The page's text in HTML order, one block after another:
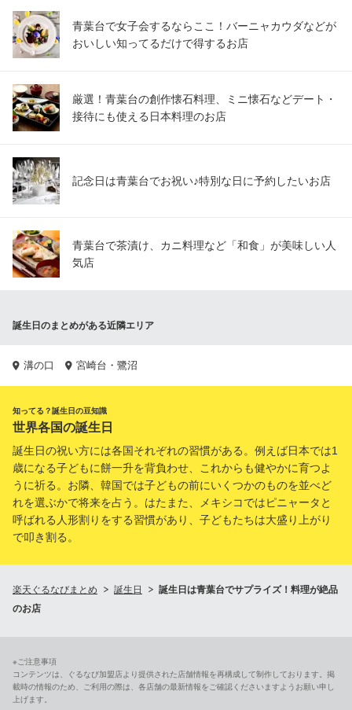
青葉台で女子会するならここ！バーニャカウダなどが
おいしい知ってるだけで得するお店
厳選！青葉台の創作懐石料理、ミニ懐石などデート・
接待にも使える日本料理のお店
記念日は青葉台でお祝い♪特別な日に予約したいお店
青葉台で茶漬け、カニ料理など「和食」が美味しい人
気店
誕生日のまとめがある近隣エリア
溝の口 宮崎台・鷺沼
知ってる？誕生日の豆知識
世界各国の誕生日
誕生日の祝い方には各国それぞれの習慣がある。例えば日本では1
歳になる子どもに餅一升を背負わせ、これからも健やかに育つよ
うに祈る。お隣、韓国では子どもの前にいくつかのものを並べど
れを選ぶかで将来を占う。はたまた、メキシコではピニャータと
呼ばれる人形割りをする習慣があり、子どもたちは大盛り上がり
で叩き割る。
楽天ぐるなびまとめ 誕生日
誕生日は青葉台でサプライズ！料理が絶品
のお店
※ご注意事項
コンテンツは、ぐるなび加盟店より提供された店舗情報を再構成して制作しております。掲
載時の情報のため、ご利用の際は、各店舗の最新情報をご確認くださいますようお願い申し
上げます。